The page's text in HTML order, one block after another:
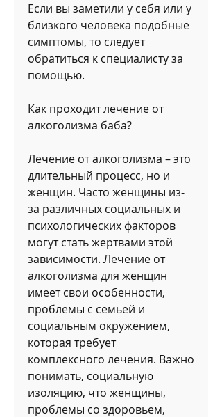
Если вы заметили у себя или у
близкого человека подобные
симптомы, то следует
обратиться к специалисту за
помощью.
Как проходит лечение от
алкоголизма баба?
Лечение от алкоголизма – это
длительный процесс, но и
женщин. Часто женщины из-
за различных социальных и
психологических факторов
могут стать жертвами этой
зависимости. Лечение от
алкоголизма для женщин
имеет свои особенности,
проблемы с семьей и
социальным окружением,
которая требует
комплексного лечения. Важно
понимать, социальную
изоляцию, что женщины,
проблемы со здоровьем,